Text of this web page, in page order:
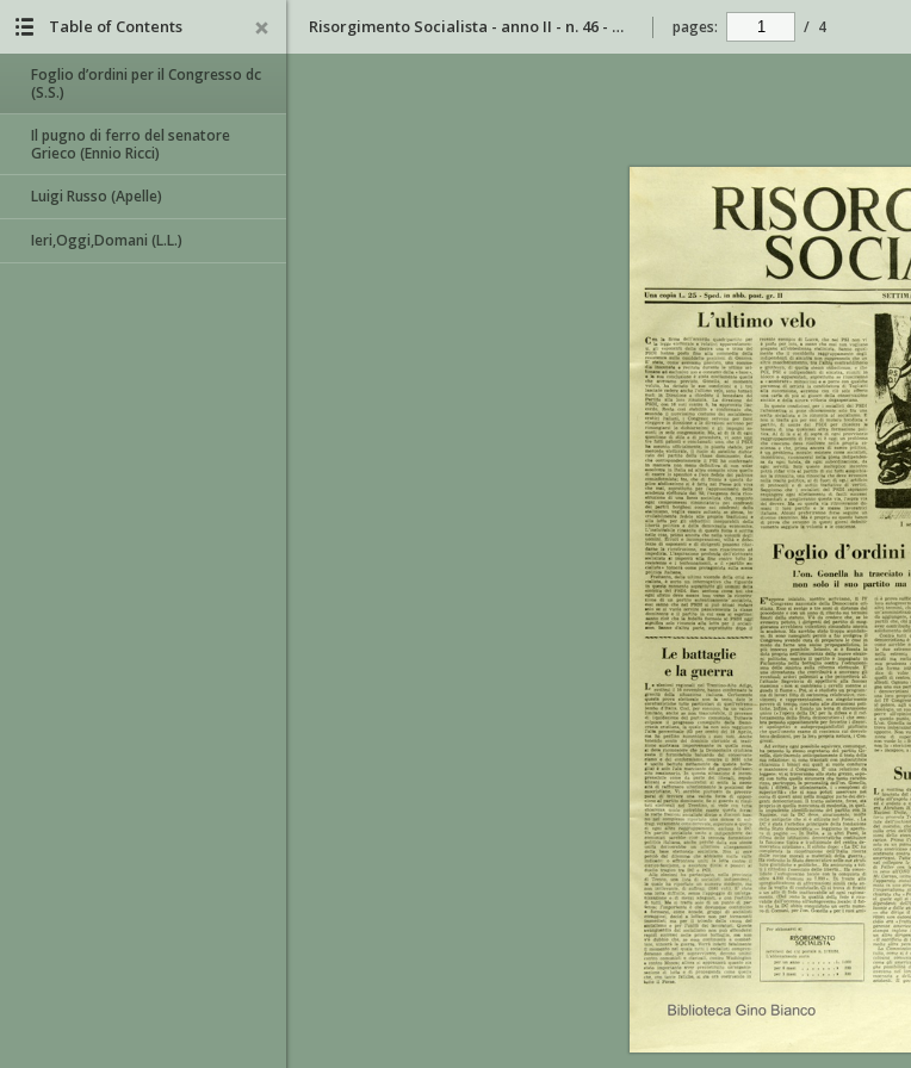
Risorgimento Socialista - anno II - n. 46 - 23 novembre 1952 pages: / 4
Table of Contents
Foglio d’ordini per il Congresso dc
(S.S.)
Il pugno di ferro del senatore
Grieco (Ennio Ricci)
Luigi Russo (Apelle)
Ieri,Oggi,Domani (L.L.)